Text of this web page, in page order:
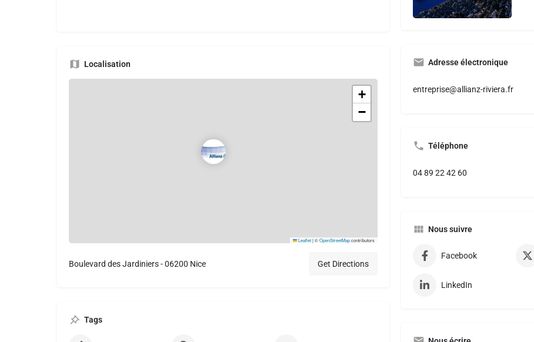
Localisation
+
−
Leaflet|©OpenStreetMapcontributors
Boulevard des Jardiniers - 06200 Nice Get Directions
Tags
Adresse électronique
entreprise@allianz-riviera.fr
Téléphone
04 89 22 42 60
Nous suivre
Facebook
LinkedIn